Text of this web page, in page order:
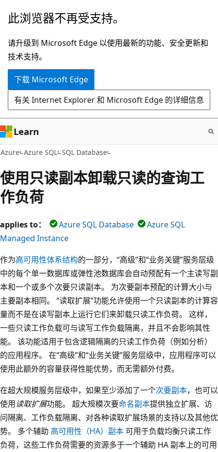
跳
主
要
内
此浏览器不再受支持。
请升级到 Microsoft Edge 以使用最新的功能、安全更新和
技术支持。
下载 Microsoft Edge
有关 Internet Explorer 和 Microsoft Edge 的详细信息
Learn
Azure Azure SQL SQL Database
使用只读副本卸载只读的查询工
作负荷
applies to： Azure SQL Database
Azure SQL
Managed Instance
作为高可用性体系结构的一部分，“高级”和“业务关键”服务层级
中的每个单一数据库或弹性池数据库会自动预配有一个主读写副
本和一个或多个次要只读副本。 为次要副本预配的计算大小与
主要副本相同。 “读取扩展”功能允许使用一个只读副本的计算容
量而不是在读写副本上运行它们来卸载只读工作负荷。 这样，
一些只读工作负载可与读写工作负载隔离，并且不会影响其性
能。 该功能适用于包含逻辑隔离的只读工作负荷（例如分析）
的应用程序。 在“高级”和“业务关键”服务层级中，应用程序可以
使用此额外的容量获得性能优势，而无需额外付费。
在超大规模服务层级中，如果至少添加了一个次要副本，也可以
使用读取扩展功能。 超大规模次要命名副本提供独立扩展、访
问隔离、工作负载隔离、对各种读取扩展场景的支持以及其他优
势。 多个辅助 高可用性（HA）副本可用于负载均衡只读工作
负荷，这些工作负荷需要的资源多于一个辅助 HA 副本上的可用